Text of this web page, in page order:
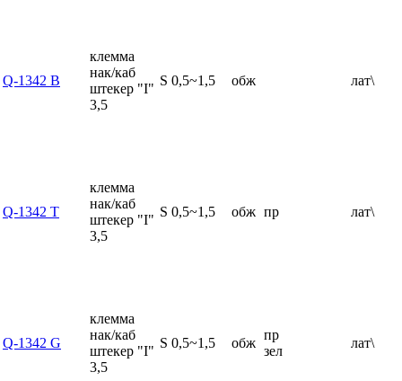
Q-1342 B
клемма
нак/каб
штекер "I"
3,5
S 0,5~1,5 обж лат\
Q-1342 T
клемма
нак/каб
штекер "I"
3,5
S 0,5~1,5 обж пр лат\
Q-1342 G
клемма
нак/каб
штекер "I"
3,5
S 0,5~1,5 обж
пр
зел
лат\